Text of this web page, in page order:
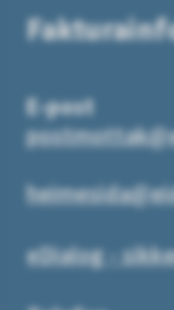
E-post
eDialog -